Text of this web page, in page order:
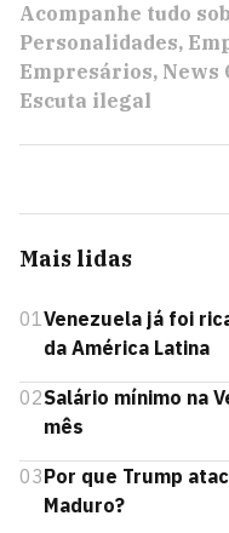
Acompanhe tudo
Personalidades
Empresários News
Escuta ilegal
Mais lidas
01Venezuela já foi
da América Latina
02Salário mínimo na
mês
03Por que Trump
Maduro?